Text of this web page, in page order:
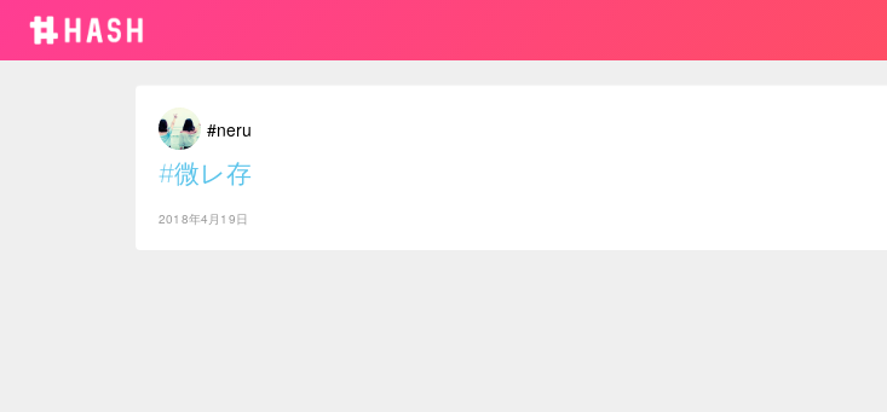
#neru
#微レ存
2018年4月19日